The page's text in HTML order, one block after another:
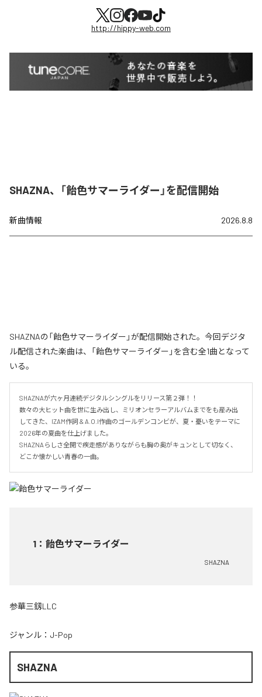
http://hippy-web.com
SHAZNA、「飴色サマーライダー」を配信開始
新曲情報 2026.8.8
SHAZNAの「飴色サマーライダー」が配信開始された。今回デジタ
ル配信された楽曲は、「飴色サマーライダー」を含む全1曲となって
いる。
SHAZNAが六ヶ月連続デジタルシングルをリリース第２弾！！
数々の大ヒット曲を世に生み出し、ミリオンセラーアルバムまでをも産み出
してきた、IZAM作詞 & A.O.I作曲のゴールデンコンビが、夏・憂いをテーマに
2026年の夏曲を仕上げました。
SHAZNAらしさ全開で疾走感がありながらも胸の奥がキュンとして切なく、
どこか懐かしい青春の一曲。
1 ： 飴色サマーライダー
SHAZNA
参華三釼LLC
ジャンル： J-Pop
SHAZNA